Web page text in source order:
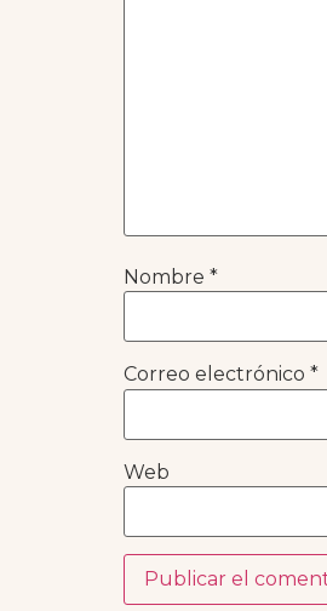
Nombre *
Correo electrónico *
Web